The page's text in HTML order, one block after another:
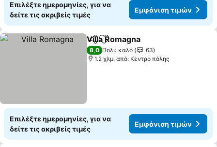
Επιλέξτε ημερομηνίες, για να
δείτε τις ακριβείς τιμές
Εμφάνιση τιμών
Κοινοποίηση
Προσθήκη στα αγαπημένα
Villa Romagna
8,0 Πολύ καλό
63
1.2 χλμ. από: Κέντρο πόλης
Επιλέξτε ημερομηνίες, για να
δείτε τις ακριβείς τιμές
Εμφάνιση τιμών